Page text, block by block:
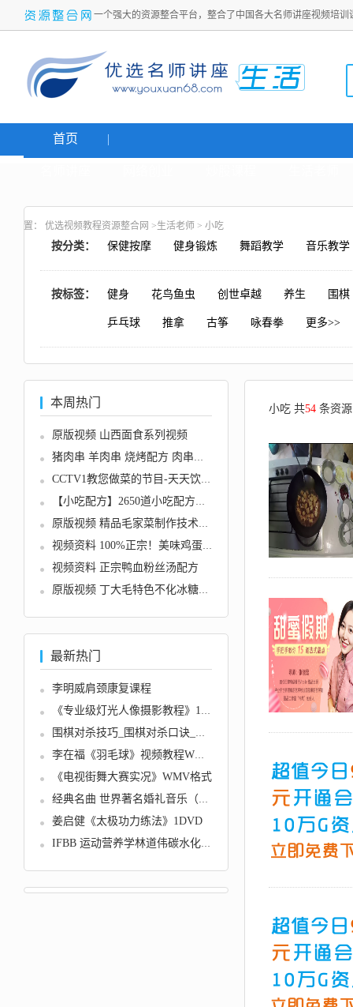
一个强大的资源整合平台，整合了中国各大名师讲座视频培
首页
置： 优选视频教程资源整合网 >生活老师 > 小吃
按分类： 保健按摩 健身锻炼 舞蹈教学 音乐教学
按标签： 健身 花鸟鱼虫 创世卓越 养生 围棋
乒乓球 推拿 古筝 咏春拳 更多>>
本周热门
原版视频 山西面食系列视频
猪肉串 羊肉串 烧烤配方 肉串腌制...
CCTV1教您做菜的节目-天天饮食68...
【小吃配方】2650道小吃配方资料...
原版视频 精品毛家菜制作技术视频...
视频资料 100%正宗！美味鸡蛋汉堡...
视频资料 正宗鸭血粉丝汤配方
原版视频 丁大毛特色不化冰糖葫芦...
最新热门
李明威肩颈康复课程
《专业级灯光人像摄影教程》17讲...
围棋对杀技巧_围棋对杀口诀_围棋...
李在福《羽毛球》视频教程WMV格式...
《电视街舞大赛实况》WMV格式
经典名曲 世界著名婚礼音乐（全集...
姜启健《太极功力练法》1DVD
IFBB 运动营养学林道伟碳水化合物...
小吃 共54 条资源